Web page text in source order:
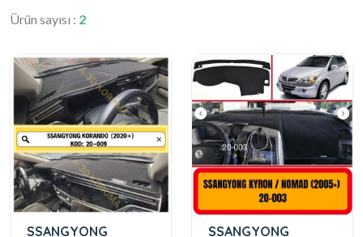
Ürün sayısı : 2
SSANGYONG
SSANGYONG